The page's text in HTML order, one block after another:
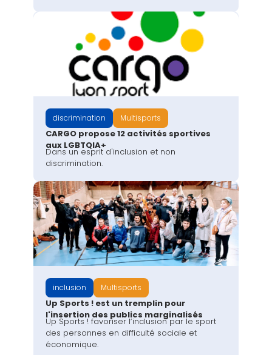
discrimination Multisports
CARGO propose 12 activités sportives
aux LGBTQIA+
Dans un esprit d'inclusion et non
discrimination.
inclusion Multisports
Up Sports ! est un tremplin pour
l'insertion des publics marginalisés
Up Sports ! favoriser l’inclusion par le sport
des personnes en difficulté sociale et
économique.